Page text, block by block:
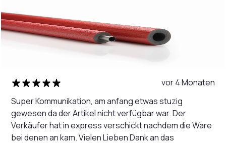
vor 4 Monaten
Super Kommunikation, am anfang etwas stuzig
gewesen da der Artikel nicht verfügbar war. Der
Verkäufer hat in express verschickt nachdem die Ware
bei denen an kam. Vielen Lieben Dank an das